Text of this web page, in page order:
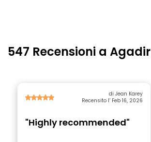
547 Recensioni a Agadir
di Jean Karey
Recensito l’ Feb 16, 2026
"Highly recommended"